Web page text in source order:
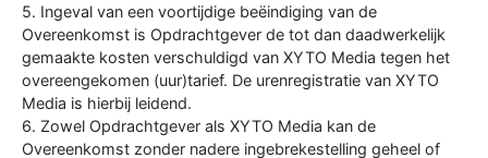
5. Ingeval van een voortijdige beëindiging van de
Overeenkomst is Opdrachtgever de tot dan daadwerkelijk
gemaakte kosten verschuldigd van XYTO Media tegen het
overeengekomen (uur)tarief. De urenregistratie van XYTO
Media is hierbij leidend.
6. Zowel Opdrachtgever als XYTO Media kan de
Overeenkomst zonder nadere ingebrekestelling geheel of